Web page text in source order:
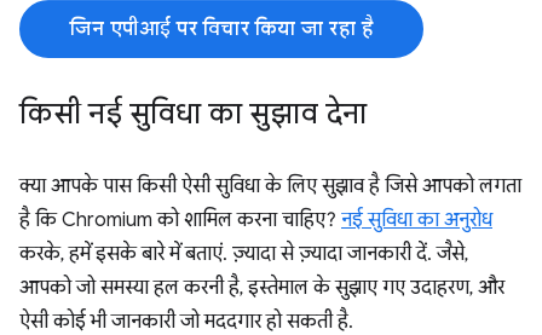
जिन एपीआई पर विचार किया जा रहा है
किसी नई सुविधा का सुझाव देना
क्या आपके पास किसी ऐसी सुविधा के लिए सुझाव है जिसे आपको लगता
है कि Chromium को शामिल करना चाहिए? नई सुविधा का अनुरोध
करके, हमें इसके बारे में बताएं. ज़्यादा से ज़्यादा जानकारी दें. जैसे,
आपको जो समस्या हल करनी है, इस्तेमाल के सुझाए गए उदाहरण, और
ऐसी कोई भी जानकारी जो मददगार हो सकती है.